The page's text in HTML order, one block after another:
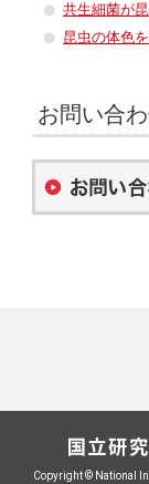
共生細菌が
昆虫の体色
お問い合
Copyright © National